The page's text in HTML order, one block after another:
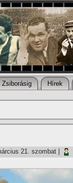
Zsiborásig Hí­rek
21. szombat